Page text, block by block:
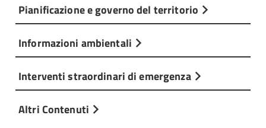
Pianificazione e governo del territorio
Informazioni ambientali
Interventi straordinari di emergenza
Altri Contenuti